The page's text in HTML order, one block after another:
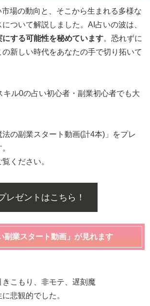
場の動向と、そこから生まれる多様な
ついて解説しました。AI占いの波は、
にする可能性を秘めています。恐れずに
新しい時代をあなたの手で切り拓いて
キル0の占い初心者・副業初心者でも大
の副業スタート動画(計4本)」をプレ
ください。
レゼントはこちら！
副業スタート動画」が見れます
きこもり、非モテ、遅刻魔
悲観的でした。